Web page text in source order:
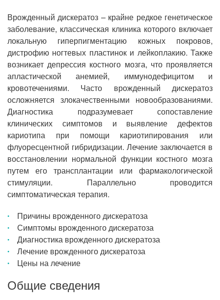
Врожденный дискератоз – крайне редкое генетическое
заболевание, классическая клиника которого включает
локальную гиперпигментацию кожных покровов,
дистрофию ногтевых пластинок и лейкоплакию. Также
возникает депрессия костного мозга, что проявляется
апластической анемией, иммунодефицитом и
кровотечениями. Часто врожденный дискератоз
осложняется злокачественными новообразованиями.
Диагностика подразумевает сопоставление
клинических симптомов и выявление дефектов
кариотипа при помощи кариотипирования или
флуоресцентной гибридизации. Лечение заключается в
восстановлении нормальной функции костного мозга
путем его трансплантации или фармакологической
стимуляции. Параллельно проводится
симптоматическая терапия.
Причины врожденного дискератоза
Симптомы врожденного дискератоза
Диагностика врожденного дискератоза
Лечение врожденного дискератоза
Цены на лечение
Общие сведения